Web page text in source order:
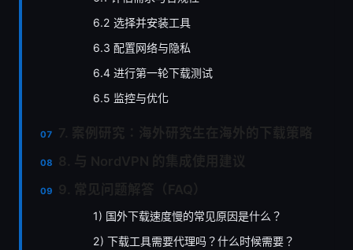
6.2 选择并安装工具
6.3 配置网络与隐私
6.4 进行第一轮下载测试
6.5 监控与优化
1) 国外下载速度慢的常见原因是什么？
2) 下载工具需要代理吗？什么时候需要？